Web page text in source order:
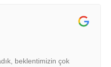
beklentimizin çok